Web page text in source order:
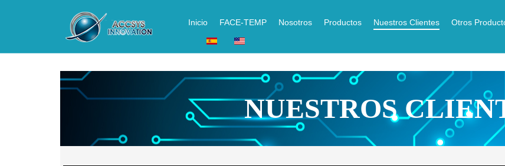
Inicio FACE-TEMP Nosotros Productos Nuestros Clientes Otros
NUESTROS